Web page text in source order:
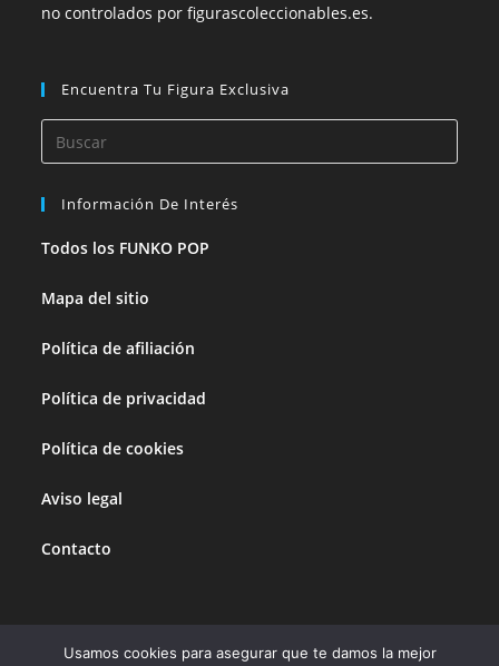
no controlados por figurascoleccionables.es.
Encuentra Tu Figura Exclusiva
Información De Interés
Todos los FUNKO POP
Mapa del sitio
Política de afiliación
Política de privacidad
Política de cookies
Aviso legal
Contacto
Usamos cookies para asegurar que te damos la mejor